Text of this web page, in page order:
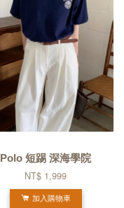
Polo 短踢 深海學院
NT$ 1,999
加入購物車